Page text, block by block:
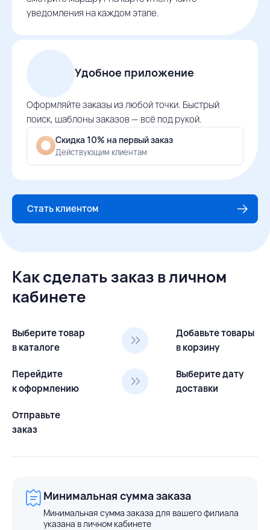
уведомления на каждом этапе.
Удобное приложение
Оформляйте заказы из любой точки. Быстрый
поиск, шаблоны заказов — всё под рукой.
Скидка 10% на первый заказ
Действующим клиентам
Стать клиентом
Как сделать заказ в личном
кабинете
Выберите товар
в каталоге
Добавьте товары
в корзину
Перейдите
к оформлению
Выберите дату
доставки
Отправьте
заказ
Минимальная сумма заказа
Минимальная сумма заказа для вашего филиала
указана в личном кабинете